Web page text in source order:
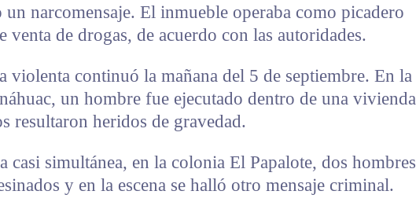
un narcomensaje. El inmueble operaba como picadero
venta de drogas, de acuerdo con las autoridades.
violenta continuó la mañana del 5 de septiembre. En la
un hombre fue ejecutado dentro de una vivienda
resultaron heridos de gravedad.
casi simultánea, en la colonia El Papalote, dos hombres
y en la escena se halló otro mensaje criminal.